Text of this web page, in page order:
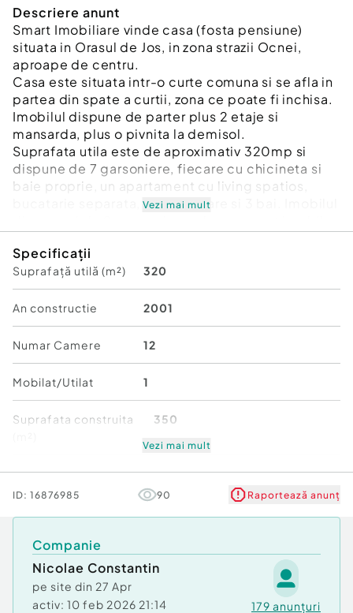
Descriere anunt
Smart Imobiliare vinde casa (fosta pensiune)
situata in Orasul de Jos, in zona strazii Ocnei,
aproape de centru.
Casa este situata intr-o curte comuna si se afla in
partea din spate a curtii, zona ce poate fi inchisa.
Imobilul dispune de parter plus 2 etaje si
mansarda, plus o pivnita la demisol.
Suprafata utila este de aproximativ 320mp si
dispune de 7 garsoniere, fiecare cu chicineta si
baie proprie, un apartament cu living spatios,
bucatarie separata, 3 dormitoare si 3 bai. Imobilul
separata de acest imobil.
Casa a functionat in regim hotelier, dispune de
toate utilitatiile, 3 centrale cu incalzire in
calorifere, panouri solare pentru apa.
Număr niveluri imobil:
Număr Băi:3
Curent
Canalizare
Gaz
Vezi mai mult
Specificații
Suprafață utilă (m²) 320
An constructie 2001
Numar Camere 12
Mobilat/Utilat 1
Suprafata construita
350
Număr niveluri imobil 2
Vezi mai mult
ID: 16876985 90 Raportează anunț
Companie
Nicolae Constantin
pe site din 27 Apr
activ: 10 feb 2026 21:14 179 anunțuri